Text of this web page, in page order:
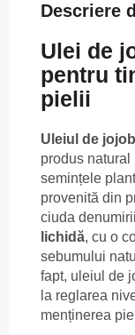
Descriere
Ulei de
pentru
pielii
Uleiul de
produs natural
semințele
provenită din
ciuda
lichidă, cu o
sebumului
fapt, uleiul de
la reglarea
menținerea